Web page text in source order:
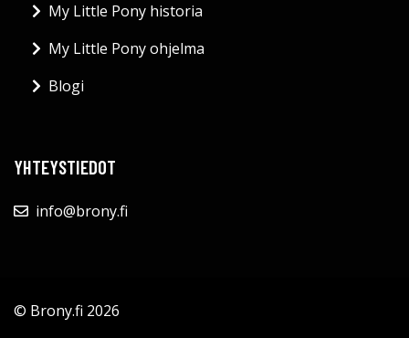
My Little Pony historia
My Little Pony ohjelma
Blogi
YHTEYSTIEDOT
info@brony.fi
© Brony.fi 2026